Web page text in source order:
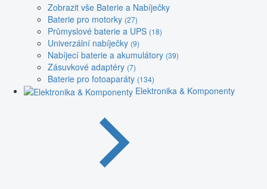
Zobrazit vše Baterie a Nabíječky
Baterie pro motorky (27)
Průmyslové baterie a UPS (18)
Univerzální nabíječky (9)
Nabíjecí baterie a akumulátory (39)
Zásuvkové adaptéry (7)
Baterie pro fotoaparáty (134)
Elektronika & Komponenty